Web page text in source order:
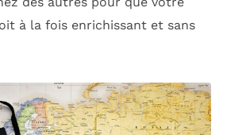
à la fois enrichissant et sans